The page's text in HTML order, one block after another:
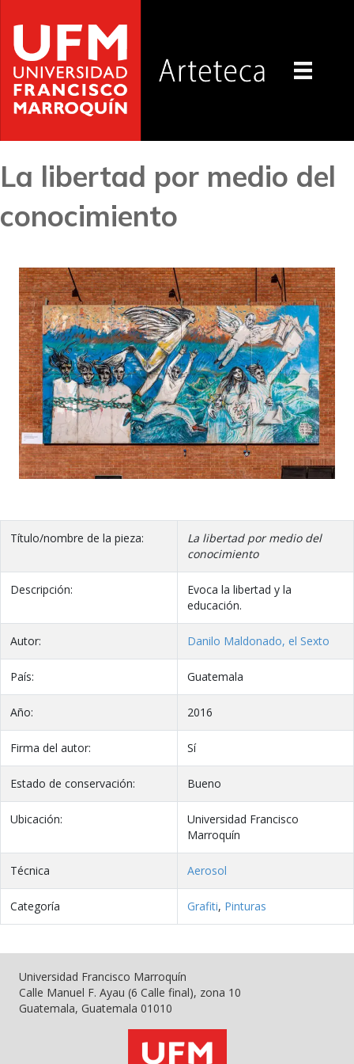
La libertad por medio del
conocimiento
Título/nombre de la pieza:
La libertad por medio del
conocimiento
Descripción:
Evoca la libertad y la
educación.
Autor: Danilo Maldonado, el Sexto
País: Guatemala
Año: 2016
Firma del autor: Sí
Estado de conservación: Bueno
Ubicación:
Universidad Francisco
Marroquín
Técnica Aerosol
Categoría Grafiti, Pinturas
Universidad Francisco Marroquín
Calle Manuel F. Ayau (6 Calle final), zona 10
Guatemala, Guatemala 01010